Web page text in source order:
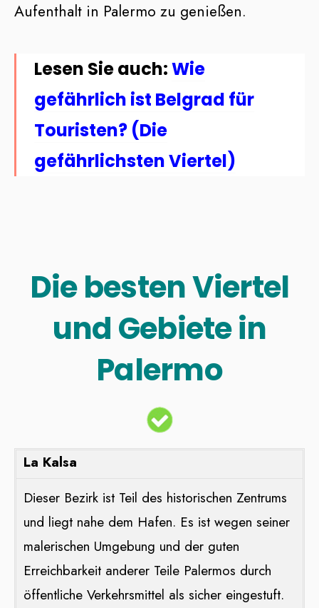
Aufenthalt in Palermo zu genießen.
Lesen Sie auch:Wie
gefährlich ist Belgrad für
Touristen? (Die
gefährlichsten Viertel)
Die besten Viertel
und Gebiete in
Palermo
La Kalsa
Dieser Bezirk ist Teil des historischen Zentrums
und liegt nahe dem Hafen. Es ist wegen seiner
malerischen Umgebung und der guten
Erreichbarkeit anderer Teile Palermos durch
öffentliche Verkehrsmittel als sicher eingestuft​​.